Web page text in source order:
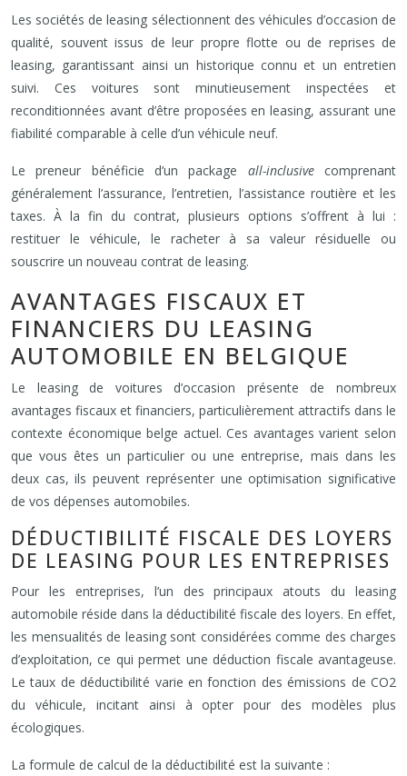
Les sociétés de leasing sélectionnent des véhicules d’occasion de
qualité, souvent issus de leur propre flotte ou de reprises de
leasing, garantissant ainsi un historique connu et un entretien
suivi. Ces voitures sont minutieusement inspectées et
reconditionnées avant d’être proposées en leasing, assurant une
fiabilité comparable à celle d’un véhicule neuf.
Le preneur bénéficie d’un package all-inclusivecomprenant
généralement l’assurance, l’entretien, l’assistance routière et les
taxes. À la fin du contrat, plusieurs options s’offrent à lui :
restituer le véhicule, le racheter à sa valeur résiduelle ou
souscrire un nouveau contrat de leasing.
AVANTAGES FISCAUX ET
FINANCIERS DU LEASING
AUTOMOBILE EN BELGIQUE
Le leasing de voitures d’occasion présente de nombreux
avantages fiscaux et financiers, particulièrement attractifs dans le
contexte économique belge actuel. Ces avantages varient selon
que vous êtes un particulier ou une entreprise, mais dans les
deux cas, ils peuvent représenter une optimisation significative
de vos dépenses automobiles.
DÉDUCTIBILITÉ FISCALE DES LOYERS
DE LEASING POUR LES ENTREPRISES
Pour les entreprises, l’un des principaux atouts du leasing
automobile réside dans la déductibilité fiscale des loyers. En effet,
les mensualités de leasing sont considérées comme des charges
d’exploitation, ce qui permet une déduction fiscale avantageuse.
Le taux de déductibilité varie en fonction des émissions de CO2
du véhicule, incitant ainsi à opter pour des modèles plus
écologiques.
La formule de calcul de la déductibilité est la suivante :